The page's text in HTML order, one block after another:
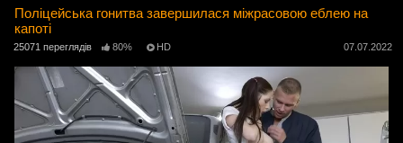
Поліцейська гонитва завершилася міжрасовою еблею на
капоті
25071 переглядів 80% HD 07.07.2022